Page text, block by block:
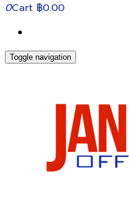
0Cart ฿0.00
Toggle navigation